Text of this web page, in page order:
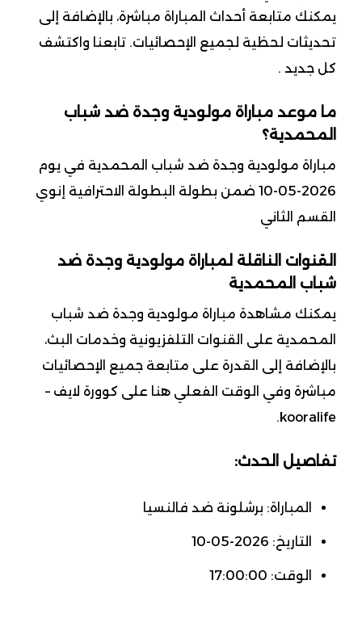
يمكنك متابعة أحداث المباراة مباشرة، بالإضافة إلى
تحديثات لحظية لجميع الإحصائيات. تابعنا واكتشف
كل جديد .
ما موعد مباراة مولودية وجدة ضد شباب
المحمدية؟
مباراة مولودية وجدة ضد شباب المحمدية في يوم
2026-05-10 ضمن بطولة البطولة الاحترافية إنوي
القسم الثاني
القنوات الناقلة لمباراة مولودية وجدة ضد
شباب المحمدية
يمكنك مشاهدة مباراة مولودية وجدة ضد شباب
المحمدية على القنوات التلفزيونية وخدمات البث،
بالإضافة إلى القدرة على متابعة جميع الإحصائيات
مباشرة وفي الوقت الفعلي هنا على كوورة لايف –
kooralife.
تفاصيل الحدث:
المباراة: برشلونة ضد فالنسيا
التاريخ: 2026-05-10
الوقت: 17:00:00